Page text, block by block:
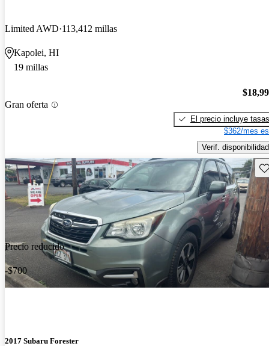
Limited AWD 113,412 millas
Kapolei, HI
19 millas
Gran oferta
El precio incluye tasas
$362/mes
Verif. disponibilidad
Precio reducido
-$700
2017 Subaru Forester